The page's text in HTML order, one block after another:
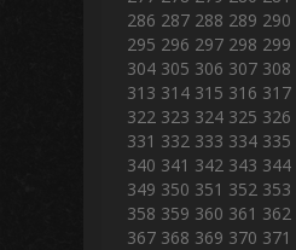
286 287 288 289 290
295 296 297 298 299
304 305 306 307 308
313 314 315 316 317
322 323 324 325 326
331 332 333 334 335
340 341 342 343 344
349 350 351 352 353
358 359 360 361 362
367 368 369 370 371